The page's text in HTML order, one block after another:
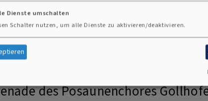
des Posaunenchores
Dienste umschalten
Schalter nutzen, um alle Dienste zu aktivieren/deaktivieren.